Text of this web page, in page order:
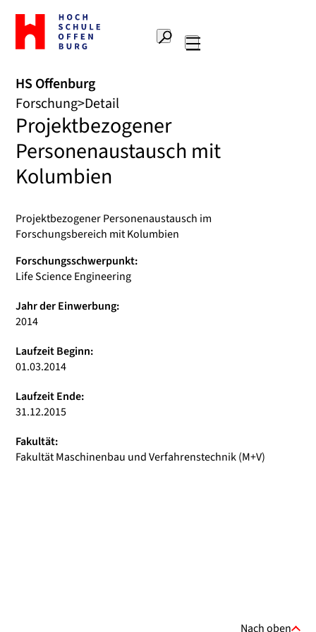
Zur
Startseite
Hochschule
Suche
HS Offenburg
Forschung Detail
Projektbezogener
Personenaustausch mit
Kolumbien
Projektbezogener Personenaustausch im
Forschungsbereich mit Kolumbien
Forschungsschwerpunkt:
Life Science Engineering
Jahr der Einwerbung:
2014
Laufzeit Beginn:
01.03.2014
Laufzeit Ende:
31.12.2015
Fakultät:
Fakultät Maschinenbau und Verfahrenstechnik (M+V)
Nach oben